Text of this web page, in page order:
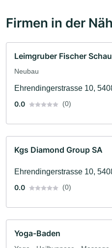
Firmen in der
Leimgruber Fischer
Neubau
Ehrendingerstrasse 10,
0.0
(0)
Kgs Diamond Group SA
Ehrendingerstrasse 10,
0.0
(0)
Yoga-Baden